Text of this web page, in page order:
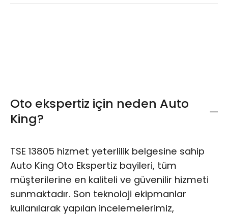
Oto ekspertiz için neden Auto
King?
TSE 13805 hizmet yeterlilik belgesine sahip
Auto King Oto Ekspertiz bayileri, tüm
müşterilerine en kaliteli ve güvenilir hizmeti
sunmaktadır. Son teknoloji ekipmanlar
kullanılarak yapılan incelemelerimiz,